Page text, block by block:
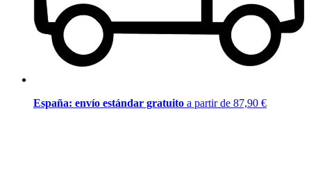
España: envío estándar gratuito a partir de 87,90 €